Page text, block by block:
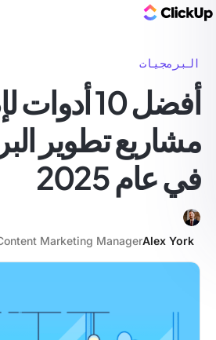
البرمجيات
أفضل 10
مشاريع تطوير
في عام 2025
Alex York
Marketing Manager